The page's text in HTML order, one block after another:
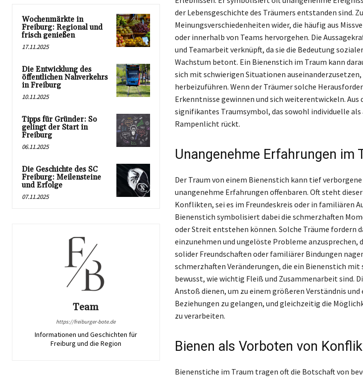
Wochenmärkte in
Freiburg: Regional und
frisch genießen
17.11.2025
Die Entwicklung des
öffentlichen Nahverkehrs
in Freiburg
10.11.2025
Tipps für Gründer: So
gelingt der Start in
Freiburg
06.11.2025
Die Geschichte des SC
Freiburg: Meilensteine
und Erfolge
07.11.2025
Team
https://freiburger-bote.de
Informationen und Geschichten für
Freiburg und die Region
der Lebensgeschichte des Träumers entstanden sind.
Meinungsverschiedenheiten wider, die häufig aus
oder innerhalb von Teams hervorgehen. Die
und Teamarbeit verknüpft, da sie die Bedeutung
Wachstum betont. Ein Bienenstich im Traum kann
sich mit schwierigen Situationen
herbeizuführen. Wenn der Träumer solche
Erkenntnisse gewinnen und sich weiterentwickeln. Aus
signifikantes Traumsymbol, das sowohl individuelle als
Rampenlicht rückt.
Unangenehme Erfahrungen im
Der Traum von einem Bienenstich kann tief
unangenehme Erfahrungen offenbaren. Oft steht
Konflikten, sei es im Freundeskreis oder in familiären
Bienenstich symbolisiert dabei die schmerzhaften
oder Streit entstehen können. Solche Träume fordern
einzunehmen und ungelöste Probleme anzusprechen,
solider Freundschaften oder familiärer Bindungen
schmerzhaften Veränderungen, die ein Bienenstich mit
bewusst, wie wichtig Fleiß und Zusammenarbeit sind.
Anstoß dienen, um zu einem größeren Verständnis
Beziehungen zu gelangen, und gleichzeitig die
zu verarbeiten.
Bienen als Vorboten von
Bienenstiche im Traum tragen oft die Botschaft von